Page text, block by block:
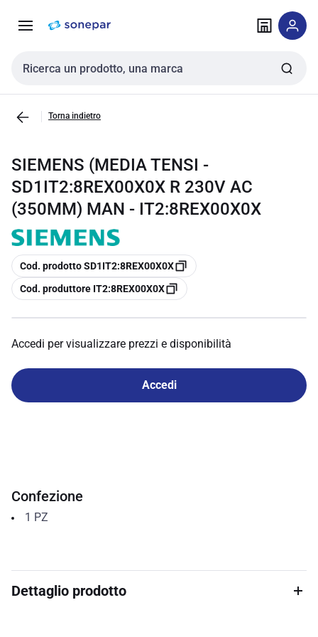
navigazione alla
Cerca input
Torna indietro
SIEMENS (MEDIA TENSI -
SD1IT2:8REX00X0X R 230V AC
(350MM) MAN - IT2:8REX00X0X
copia
Cod. prodotto SD1IT2:8REX00X0X
copia
Cod. produttore IT2:8REX00X0X
Accedi per visualizzare prezzi e disponibilità
Accedi
Confezione
1 PZ
Dettaglio prodotto